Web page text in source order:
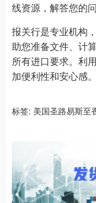
线资源，解答您的
报关行是专业机构
助您准备文件、计
所有进口要求。利
加便利性和安心感。
标签: 美国圣路易斯至